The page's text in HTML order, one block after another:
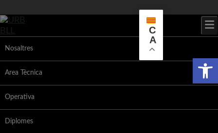
to
content
Nosaltres
Area Tècnica
Operativa
Diplomes
C
A